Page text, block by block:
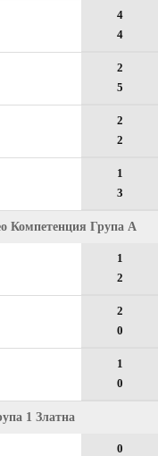
4
4
2
5
2
2
1
3
Компетенция Група А
1
2
2
0
1
0
1 Златна
0